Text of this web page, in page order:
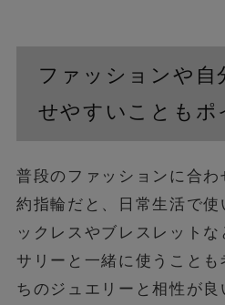
ファッションや自
せやすいこともポ
普段のファッションに合
約指輪だと、日常生活で
ックレスやブレスレット
サリーと一緒に使うこと
ちのジュエリーと相性が